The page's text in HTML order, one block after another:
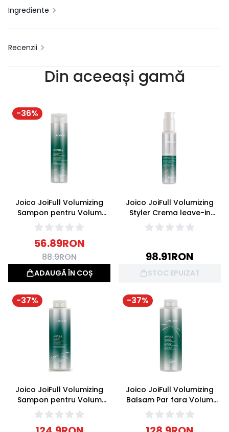
Ingrediente
Recenzii
Din aceeași gamă
-36%
Joico JoiFull Volumizing
Sampon pentru Volum
300ml
56.89RON
88.9RON
ADAUGĂ ÎN COȘ
Joico JoiFull Volumizing
Styler Crema leave-in
pentru Volum 100ml
98.91RON
STOC EPUIZAT
-37%
Joico JoiFull Volumizing
Sampon pentru Volum
1000ml
-37%
Joico JoiFull Volumizing
Balsam Par fara Volum
1000ml